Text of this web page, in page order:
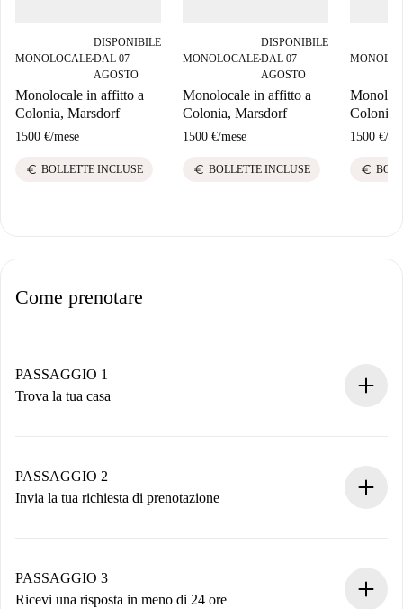
MONOLOCALE■
DISPONIBILE
DAL 07
AGOSTO
Monolocale in affitto a
Colonia, Marsdorf
1500 €/mese
euro BOLLETTE INCLUSE
MONOLOCALE■
DISPONIBILE
DAL 07
AGOSTO
Monolocale in affitto a
Colonia, Marsdorf
1500 €/mese
euro BOLLETTE INCLUSE
Colonia,
1500 €/
euro
Come prenotare
PASSAGGIO 1
Trova la tua casa
Hai tutte le informazioni necessarie in anticipo.
PASSAGGIO 2
Invia la tua richiesta di prenotazione
non accetta.
PASSAGGIO 3
Ricevi una risposta in meno di 24 ore